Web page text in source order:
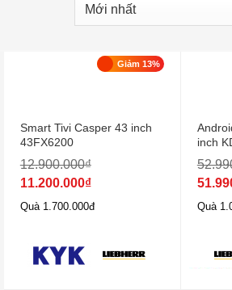
Giảm 13%
Smart Tivi Casper 43 inch
43FX6200
12.900.000₫
11.200.000₫
Quà 1.700.000đ
inch
Quà